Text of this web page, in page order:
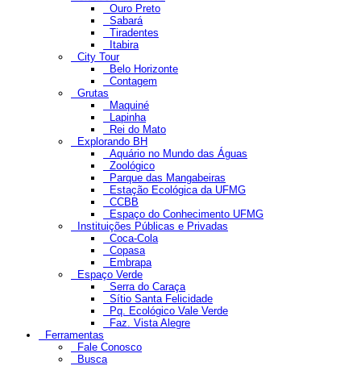
Ouro Preto
Sabará
Tiradentes
Itabira
City Tour
Belo Horizonte
Contagem
Grutas
Maquiné
Lapinha
Rei do Mato
Explorando BH
Aquário no Mundo das Águas
Zoológico
Parque das Mangabeiras
Estação Ecológica da UFMG
CCBB
Espaço do Conhecimento UFMG
Instituições Públicas e Privadas
Coca-Cola
Copasa
Embrapa
Espaço Verde
Serra do Caraça
Sítio Santa Felicidade
Pq. Ecológico Vale Verde
Faz. Vista Alegre
Ferramentas
Fale Conosco
Busca